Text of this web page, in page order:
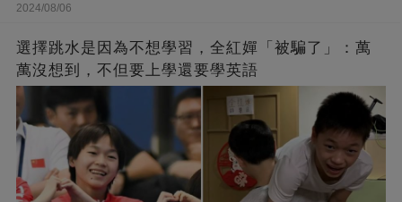
2024/08/06
選擇跳水是因為不想學習，全紅嬋「被騙了」：萬
萬沒想到，不但要上學還要學英語